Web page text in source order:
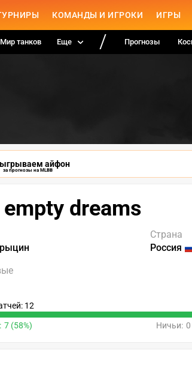
КОМАНДЫ И ИГРОКИ ИГРЫ
Мир танков Еще Прогнозы
айфон
за прогнозы на MLBB
empty dreams
Страна
Россия
12
7 (58%) Ничьи: 0